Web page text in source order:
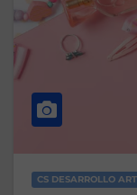
CS DESARROLLO